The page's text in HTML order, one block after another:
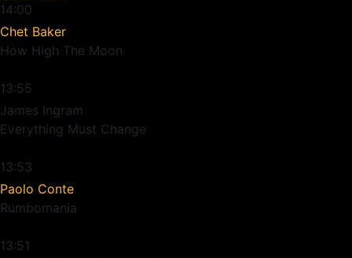
14:00
Chet Baker
How High The Moon
13:55
James Ingram
Everything Must Change
13:53
Paolo Conte
Rumbomania
13:51